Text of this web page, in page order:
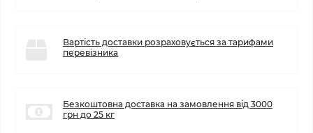
Вартість доставки розраховується за тарифами
перевізника
Безкоштовна доставка на замовлення від 3000
грн до 25 кг